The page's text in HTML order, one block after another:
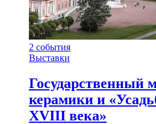
2 события
Выставки
Государственный
керамики и
XVIII века»